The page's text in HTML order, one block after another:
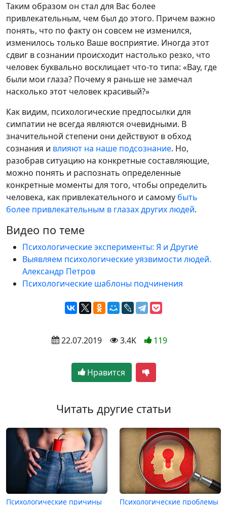
Таким образом он стал для Вас более
привлекательным, чем был до этого. Причем важно
понять, что по факту он совсем не изменился,
изменилось только Ваше восприятие. Иногда этот
сдвиг в сознании происходит настолько резко, что
человек буквально восклицает что-то типа: «Вау, где
были мои глаза? Почему я раньше не замечал
насколько этот человек красивый?»
Как видим, психологические предпосылки для
симпатии не всегда являются очевидными. В
значительной степени они действуют в обход
сознания и влияют на наше подсознание. Но,
разобрав ситуацию на конкретные составляющие,
можно понять и распознать определенные
конкретные моменты для того, чтобы определить
человека, как привлекательного и самому быть
более привлекательным в глазах других людей.
Видео по теме
Психологические эксперименты: Я и Другие
Выявляем психологические уязвимости людей.
Александр Петров
Психологические шаблоны подчинения
22.07.2019 3.4K 119
Нравится
Читать другие статьи
Психологические причины Психологические проблемы